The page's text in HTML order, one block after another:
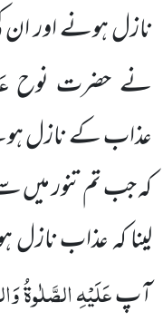
نازل ہونے اور ان
نے حضرت نوح
عذاب کے نازل
کہ جب تم تنور میں
لینا کہ عذاب نازل
آپعَلَیْہِ الصَّلٰوۃُ